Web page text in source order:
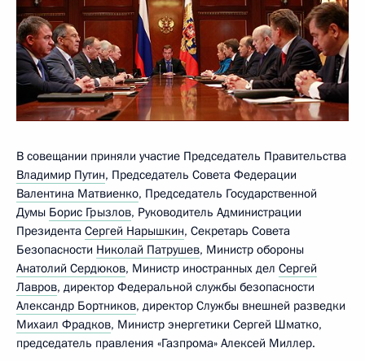
В совещании приняли участие Председатель Правительства
Владимир Путин, Председатель Совета Федерации
Валентина Матвиенко, Председатель Государственной
Думы Борис Грызлов, Руководитель Администрации
Президента Сергей Нарышкин, Секретарь Совета
Безопасности Николай Патрушев, Министр обороны
Анатолий Сердюков, Министр иностранных дел Сергей
Лавров, директор Федеральной службы безопасности
Александр Бортников, директор Службы внешней разведки
Михаил Фрадков, Министр энергетики Сергей Шматко,
председатель правления «Газпрома» Алексей Миллер.